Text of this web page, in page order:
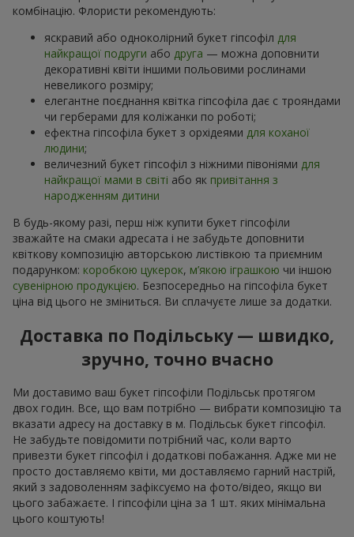
комбінацію. Флористи рекомендують:
яскравий або одноколірний букет гіпсофіл для
найкращої подруги або друга — можна доповнити
декоративні квіти іншими польовими рослинами
невеликого розміру;
елегантне поєднання квітка гіпсофіла дає с трояндами
чи герберами для коліжанки по роботі;
ефектна гіпсофіла букет з орхідеями для коханої
людини;
величезний букет гіпсофіл з ніжними півоніями для
найкращої мами в світі або як привітання з
народженням дитини
В будь-якому разі, перш ніж купити букет гіпсофіли
зважайте на смаки адресата і не забудьте доповнити
квіткову композицію авторською листівкою та приємним
подарунком: коробкою цукерок, м’якою іграшкою чи іншою
сувенірною продукцією. Безпосередньо на гіпсофіла букет
ціна від цього не зміниться. Ви сплачуєте лише за додатки.
Доставка по Подільську — швидко,
зручно, точно вчасно
Ми доставимо ваш букет гіпсофіли Подільськ протягом
двох годин. Все, що вам потрібно — вибрати композицію та
вказати адресу на доставку в м. Подільськ букет гіпсофіл.
Не забудьте повідомити потрібний час, коли варто
привезти букет гіпсофіл і додаткові побажання. Адже ми не
просто доставляємо квіти, ми доставляємо гарний настрій,
який з задоволенням зафіксуємо на фото/відео, якщо ви
цього забажаєте. І гіпсофіли ціна за 1 шт. яких мінімальна
цього коштують!